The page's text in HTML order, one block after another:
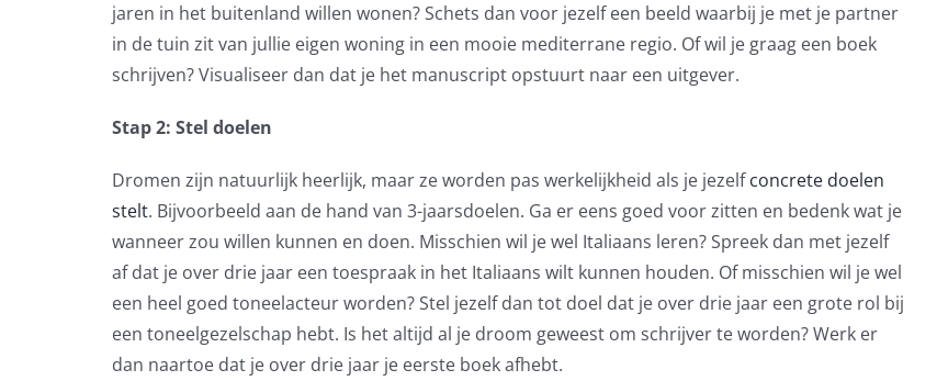
jaren in het buitenland willen wonen? Schets dan voor jezelf een beeld waarbij je met je partner
in de tuin zit van jullie eigen woning in een mooie mediterrane regio. Of wil je graag een boek
schrijven? Visualiseer dan dat je het manuscript opstuurt naar een uitgever.
Stap 2: Stel doelen
Dromen zijn natuurlijk heerlijk, maar ze worden pas werkelijkheid als je jezelfconcrete doelen
stelt. Bijvoorbeeld aan de hand van 3-jaarsdoelen. Ga er eens goed voor zitten en bedenk wat je
wanneer zou willen kunnen en doen. Misschien wil je wel Italiaans leren? Spreek dan met jezelf
af dat je over drie jaar een toespraak in het Italiaans wilt kunnen houden. Of misschien wil je wel
een heel goed toneelacteur worden? Stel jezelf dan tot doel dat je over drie jaar een grote rol bij
een toneelgezelschap hebt. Is het altijd al je droom geweest om schrijver te worden? Werk er
dan naartoe dat je over drie jaar je eerste boek afhebt.